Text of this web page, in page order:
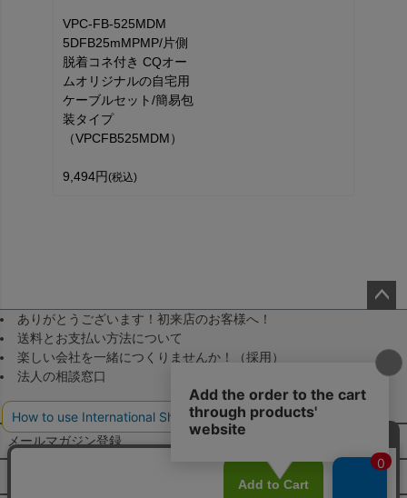
VPC-FB-525MDM
5DFB25mMPMP/片側
脱着コネ付き CQオー
ムオリジナルの自宅用
ケーブルセット/簡易包
装タイプ
（VPCFB525MDM）
9,494円 (税込)
ップ
ありがとうございます！初来店のお客様へ！
送料とお支払い方法について
楽しい会社を一緒につくりませんか！（採用）
法人の相談窓口
メールマガジン登録